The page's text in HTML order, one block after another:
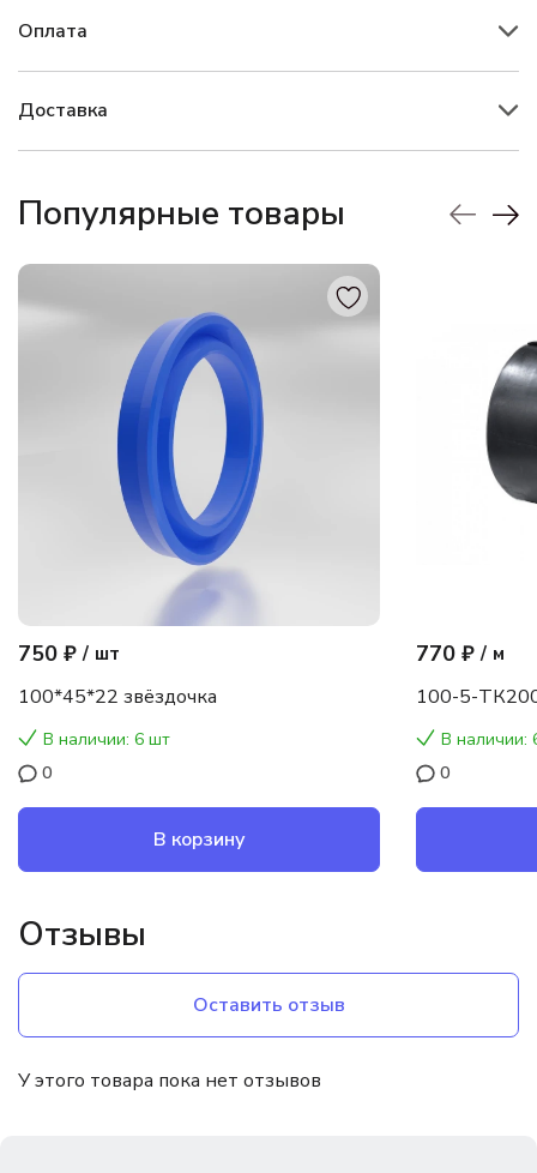
Оплата
Доставка
Популярные товары
750 ₽ / шт
100*45*22 звёздочка
В наличии: 6 шт
0
В корзину
770 ₽ / м
100-5-
В наличии:
0
Отзывы
Оставить отзыв
У этого товара пока нет отзывов